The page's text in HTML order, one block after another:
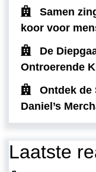
Samen
koor voor
De
Ontroerende
Ontdek de
Daniel’s
Laatste